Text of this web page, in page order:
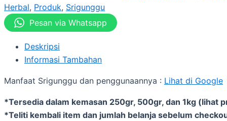
Herbal, Produk, Srigunggu
Pesan via Whatsapp
Deskripsi
Informasi Tambahan
Manfaat Srigunggu dan penggunaannya : Lihat di Google
*Tersedia dalam kemasan 250gr, 500gr, dan 1kg (lihat
*Teliti kembali item dan jumlah belanja sebelum